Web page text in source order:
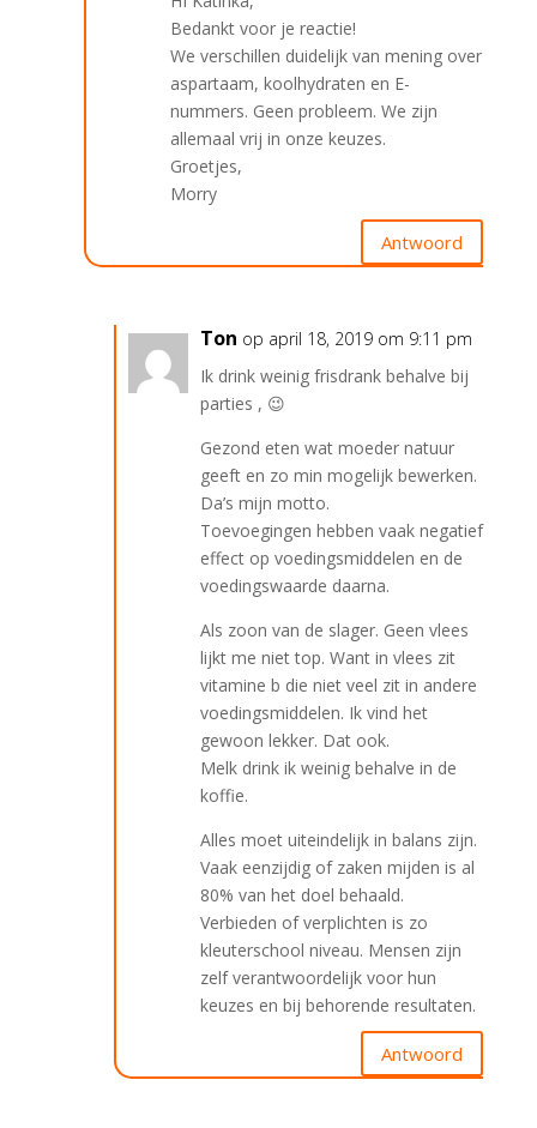
Bedankt voor je reactie!
We verschillen duidelijk van mening over
aspartaam, koolhydraten en E-
nummers. Geen probleem. We zijn
allemaal vrij in onze keuzes.
Groetjes,
Morry
Antwoord
Ton op april 18, 2019 om 9:11 pm
Ik drink weinig frisdrank behalve bij
parties , 😉
Gezond eten wat moeder natuur
geeft en zo min mogelijk bewerken.
Da’s mijn motto.
Toevoegingen hebben vaak negatief
effect op voedingsmiddelen en de
voedingswaarde daarna.
Als zoon van de slager. Geen vlees
lijkt me niet top. Want in vlees zit
vitamine b die niet veel zit in andere
voedingsmiddelen. Ik vind het
gewoon lekker. Dat ook.
Melk drink ik weinig behalve in de
koffie.
Alles moet uiteindelijk in balans zijn.
Vaak eenzijdig of zaken mijden is al
80% van het doel behaald.
Verbieden of verplichten is zo
kleuterschool niveau. Mensen zijn
zelf verantwoordelijk voor hun
keuzes en bij behorende resultaten.
Antwoord